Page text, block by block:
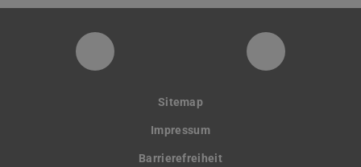
PTW YouTube Kanal PTW
Sitemap
Impressum
Barrierefreiheit